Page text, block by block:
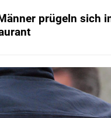
prügeln sich